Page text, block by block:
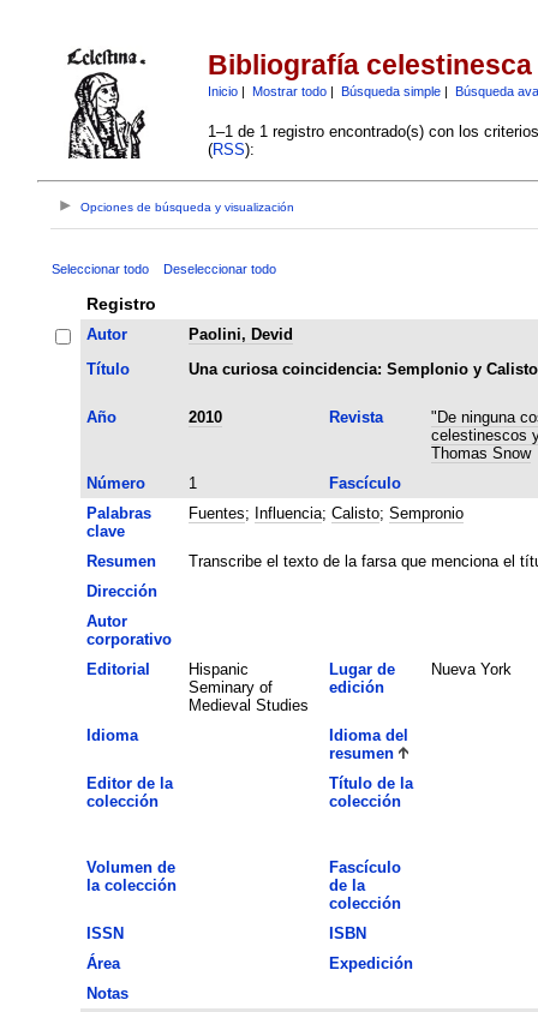
Bibliografía celestinesca
Inicio| Mostrar todo| Búsqueda simple| Búsqueda
1–1 de 1 registro encontrado(s) con los
(RSS):
Opciones de búsqueda y visualización
Seleccionar todo Deseleccionar todo
Registro
Autor
Paolini, Devid
Título
Una curiosa coincidencia: Semplonio y
Año 2010 Revista
"De ninguna
celestinescos
Thomas Snow
Número
1
Fascículo
Palabras
clave
Fuentes; Influencia; Calisto; Sempronio
Resumen
Transcribe el texto de la farsa que menciona el
Dirección
Autor
corporativo
Editorial
Hispanic
Seminary of
Medieval Studies
Lugar de
edición
Nueva York
Idioma
Idioma del
resumen
Editor de la
colección
Título de la
colección
Volumen de
la colección
Fascículo
de la
colección
ISSN
ISBN
Área
Expedición
Notas